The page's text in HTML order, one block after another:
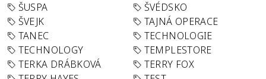
ŠUSPA
ŠVÉDSKO
ŠVEJK
TAJNÁ OPERACE
TANEC
TECHNOLOGIE
TECHNOLOGY
TEMPLESTORE
TERKA DRÁBKOVÁ
TERRY FOX